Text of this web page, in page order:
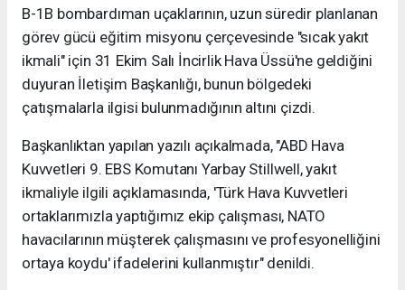
B-1B bombardıman uçaklarının, uzun süredir planlanan
görev gücü eğitim misyonu çerçevesinde "sıcak yakıt
ikmali" için 31 Ekim Salı İncirlik Hava Üssü'ne geldiğini
duyuran İletişim Başkanlığı, bunun bölgedeki
çatışmalarla ilgisi bulunmadığının altını çizdi.
Başkanlıktan yapılan yazılı açıkalmada, "ABD Hava
Kuvvetleri 9. EBS Komutanı Yarbay Stillwell, yakıt
ikmaliyle ilgili açıklamasında, 'Türk Hava Kuvvetleri
ortaklarımızla yaptığımız ekip çalışması, NATO
havacılarının müşterek çalışmasını ve profesyonelliğini
ortaya koydu' ifadelerini kullanmıştır" denildi.